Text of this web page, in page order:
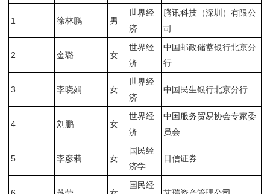
1 徐林鹏 男
世界经
济
腾讯科技（深圳）有限公
司
2 金璐 女
世界经
济
中国邮政储蓄银行北京分
行
3 李晓娟 女
世界经
济
中国民生银行北京分行
4 刘鹏 女
世界经
济
中国服务贸易协会专家委
员会
5 李彦莉 女
国民经
济学
日信证券
国民经